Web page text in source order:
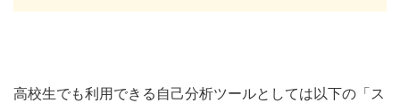
高校生でも利用できる自己分析ツールとしては以下の「ス